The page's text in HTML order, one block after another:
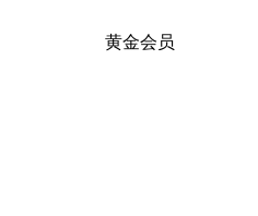
黄金会员